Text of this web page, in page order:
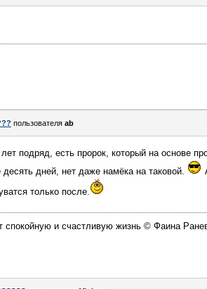
пользователя ab
подряд, есть пророк, который на основе
дней, нет даже намёка на таковой.
только после.
и счастливую жизнь © Фаина